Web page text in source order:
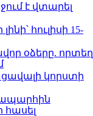
է վտարել
հուլիսի 15-
օձերը. որտեղ
ցավալի կորստի
հասել